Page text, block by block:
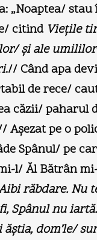
„Noaptea/ stau
citind Vieţile
şi ale umililor
.// Când apa
de rece/
căzii/ paharul
Aşezat pe o
Spânul/ pe
l/ Ăl Bătrân
răbdare. Nu
Spânul nu
ăştia, dom’le/